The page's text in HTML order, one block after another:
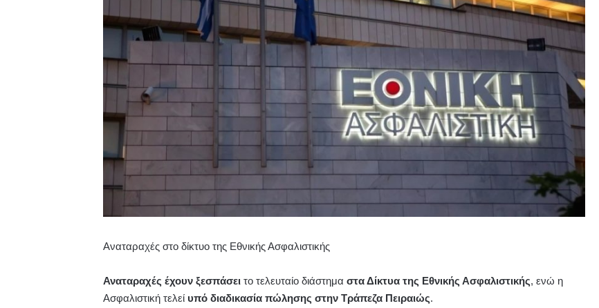
Αναταραχές στο δίκτυο της Εθνικής Ασφαλιστικής
Αναταραχές έχουν ξεσπάσει το τελευταίο διάστημαστα Δίκτυα της Εθνικής Ασφαλιστικής, ενώ η
Ασφαλιστική τελεί υπό διαδικασία πώλησης στην Τράπεζα Πειραιώς.